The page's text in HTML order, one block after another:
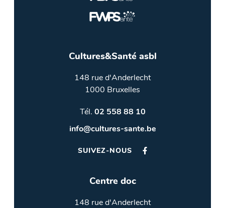
Cultures&Santé asbl
148 rue d'Anderlecht
1000 Bruxelles
Tél. 02 558 88 10
info@cultures-sante.be
SUIVEZ-NOUS
Centre doc
148 rue d'Anderlecht